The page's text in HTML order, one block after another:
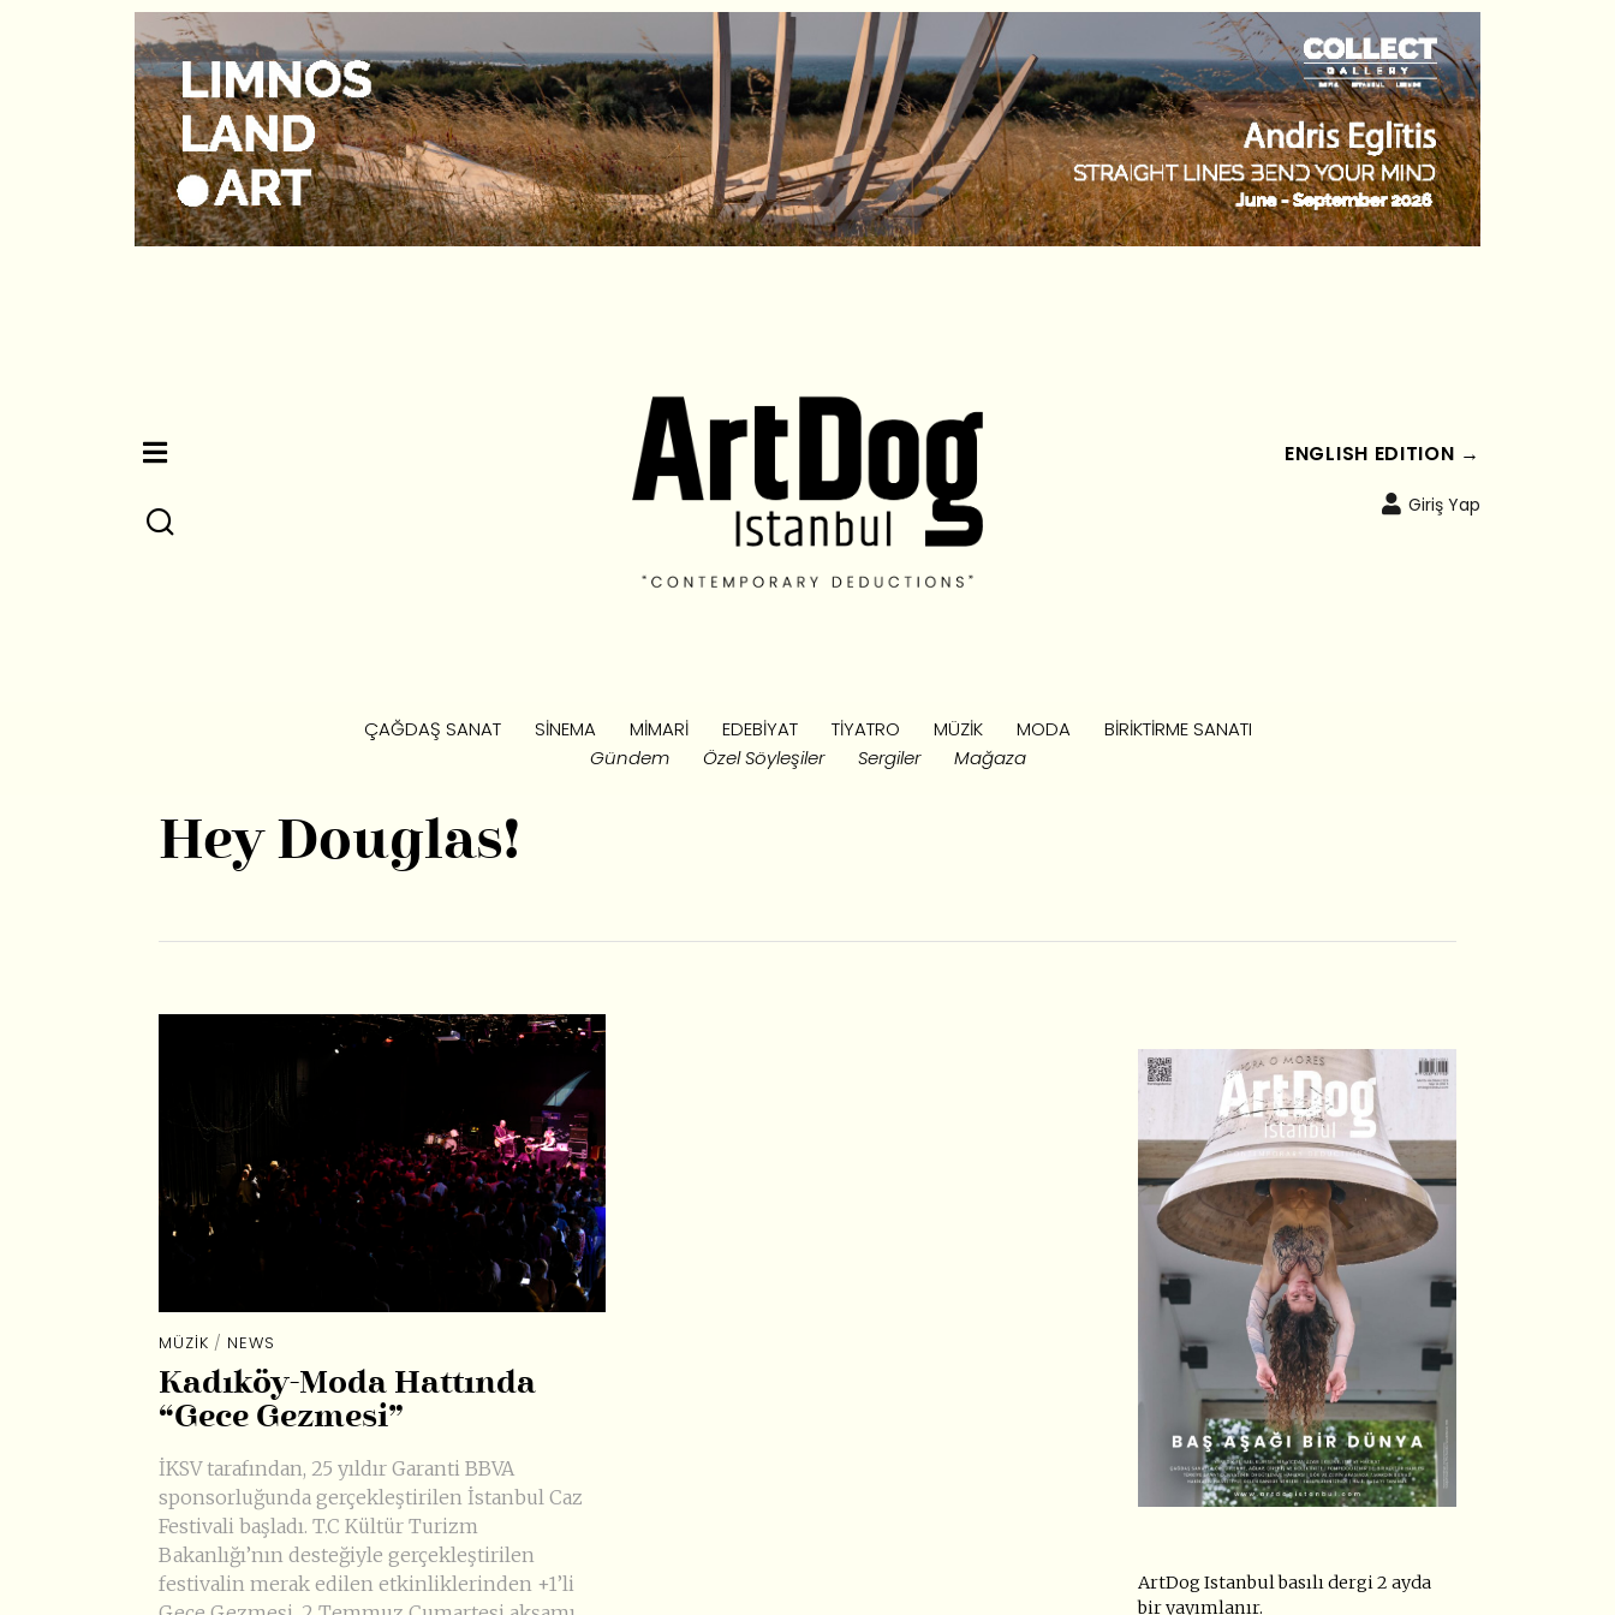
ENGLISH EDITION →
Giriş Yap
ÇAĞDAŞ SANAT SINEMA MIMARI EDEBIYAT TIYATRO MÜZIK MODA
BIRIKTIRME SANATI
Gündem
Özel Söyleşiler Sergiler Mağaza
Hey Douglas!
MÜZIK / NEWS
Kadıköy-Moda Hattında
“Gece Gezmesi”
İKSV tarafından, 25 yıldır Garanti BBVA
sponsorluğunda gerçekleştirilen İstanbul Caz
Festivali başladı. T.C Kültür Turizm
Bakanlığı’nın desteğiyle gerçekleştirilen
festivalin merak edilen etkinliklerinden +1’li
ArtDog Istanbul basılı dergi 2 ayda
bir yayımlanır.